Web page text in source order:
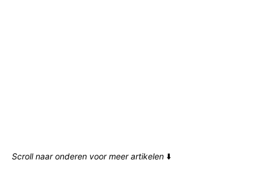
Scroll naar onderen voor meer artikelen ⬇️